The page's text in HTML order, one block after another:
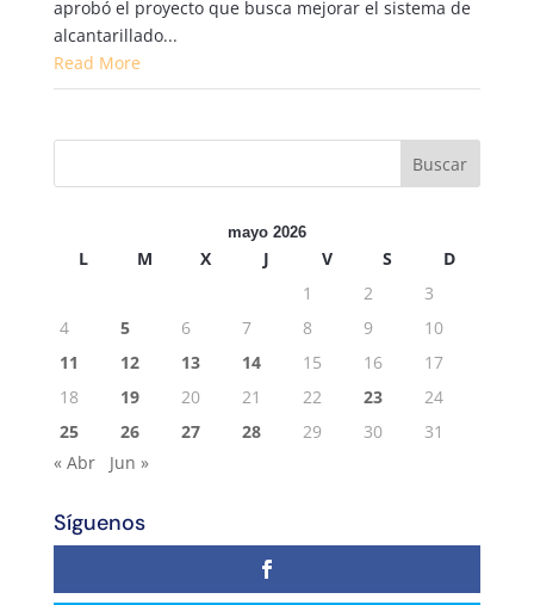
aprobó el proyecto que busca mejorar el sistema de
alcantarillado...
Read More
mayo 2026
L M X J V S
D
1
2
3
4
5 6 7 8 9
10
11
12 13 14 15 16
17
18
19 20 21 22 23
24
25
26 27 28 29 30
31
« Abr
Jun »
Síguenos